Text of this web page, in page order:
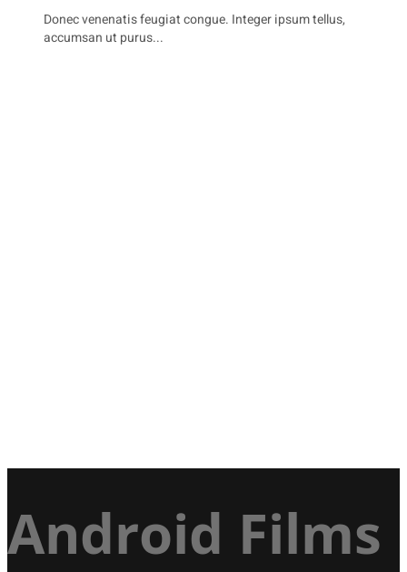
Donec venenatis feugiat congue. Integer ipsum tellus,
accumsan ut purus...
Android Films